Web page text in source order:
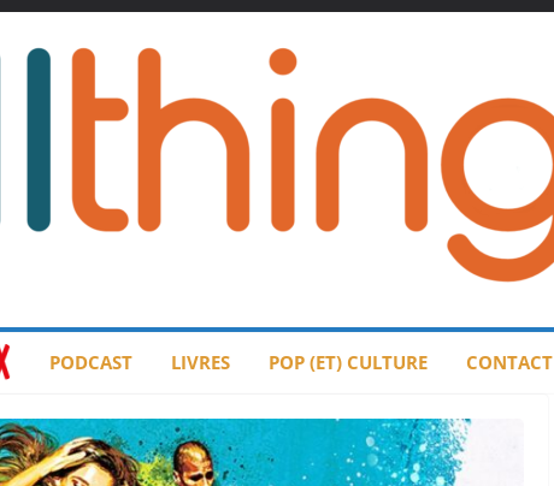
PODCAST LIVRES POP (ET) CULTURE CONTACT